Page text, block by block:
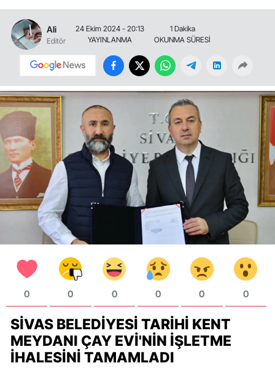
Ali
Editör
24 Ekim 2024 - 20:13
YAYINLANMA
1 Dakika
OKUNMA SÜRESİ
0 0 0 0 0 0
SIVAS BELEDIYESI TARIHI KENT
MEYDANI ÇAY EVI'NIN İŞLETME
İHALESINI TAMAMLADI